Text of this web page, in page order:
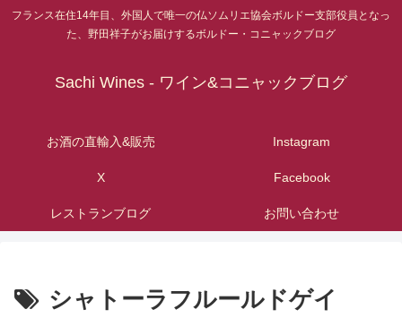
フランス在住14年目、外国人で唯一の仏ソムリエ協会ボルドー支部役員となっ
た、野田祥子がお届けするボルドー・コニャックブログ
Sachi Wines - ワイン&コニャックブログ
お酒の直輸入&販売 Instagram
X Facebook
レストランブログ お問い合わせ
シャトーラフルールドゲイ